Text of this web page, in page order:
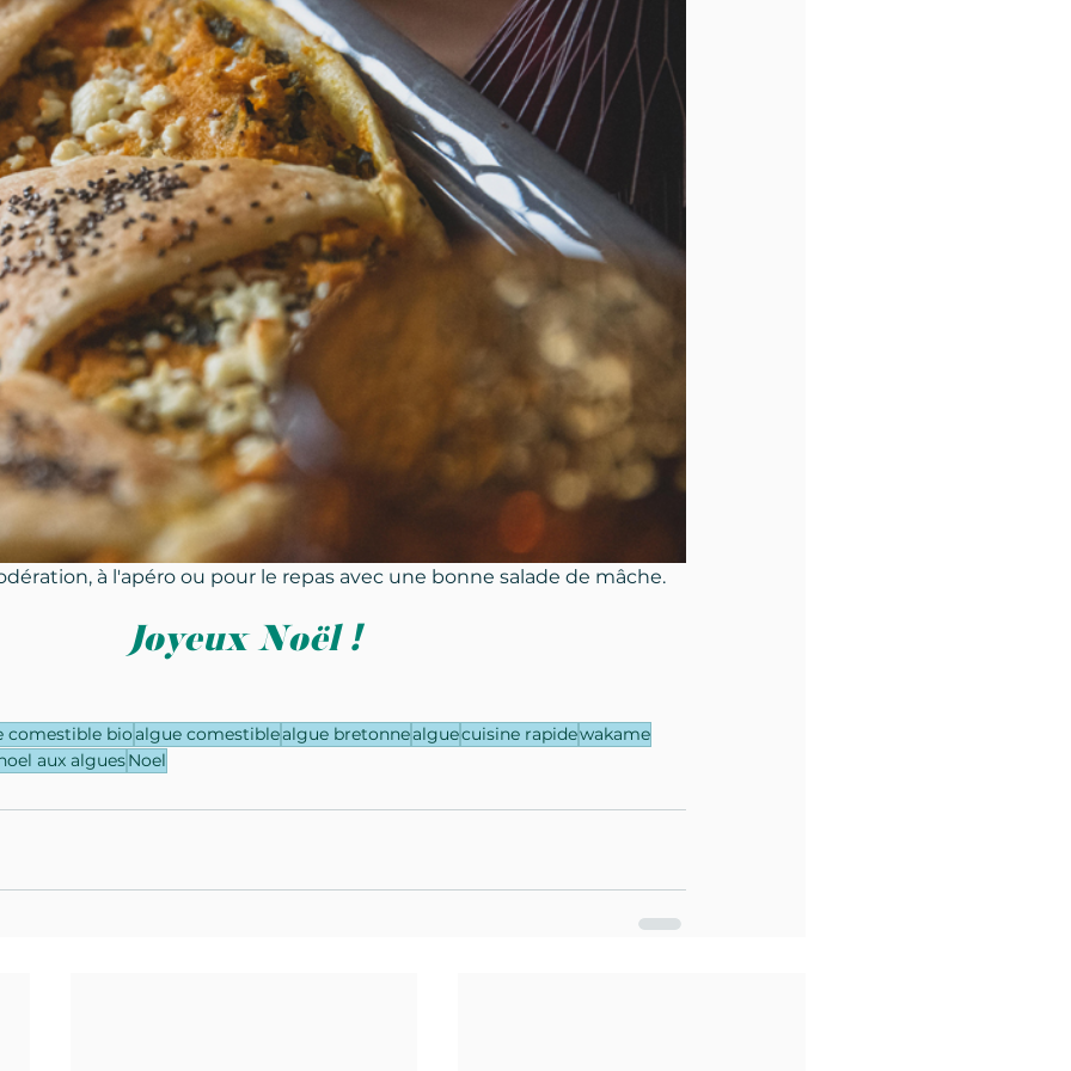
à l'apéro ou pour le repas avec une bonne salade de mâche.
Joyeux Noël !
comestible bioalgue comestiblealgue bretonnealguecuisine rapidewakame
aux alguesNoel